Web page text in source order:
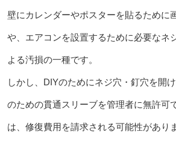
壁にカレンダーやポスターを貼るために
や、エアコンを設置するために必要なネ
よる汚損の一種です。
しかし、DIYのためにネジ穴・釘穴を開
のための貫通スリーブを管理者に無許可
は、修復費用を請求される可能性があり